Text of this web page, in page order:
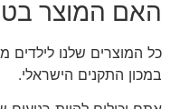
האם המוצר
במכון התקנים הישראלי.